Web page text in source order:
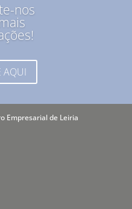
nos
AQUI
Empresarial de Leiria